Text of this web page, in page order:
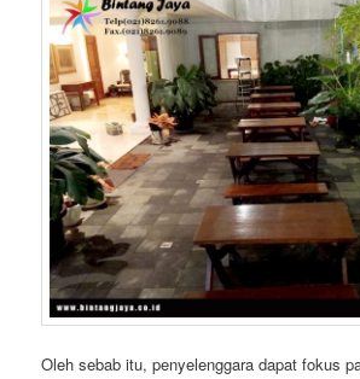
Oleh sebab itu, penyelenggara dapat fokus